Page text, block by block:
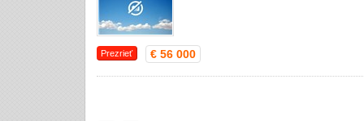
Prezrieť € 56 000